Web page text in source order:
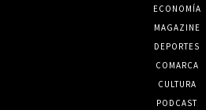
ECONOMÍA
MAGAZINE
DEPORTES
COMARCA
CULTURA
PODCAST